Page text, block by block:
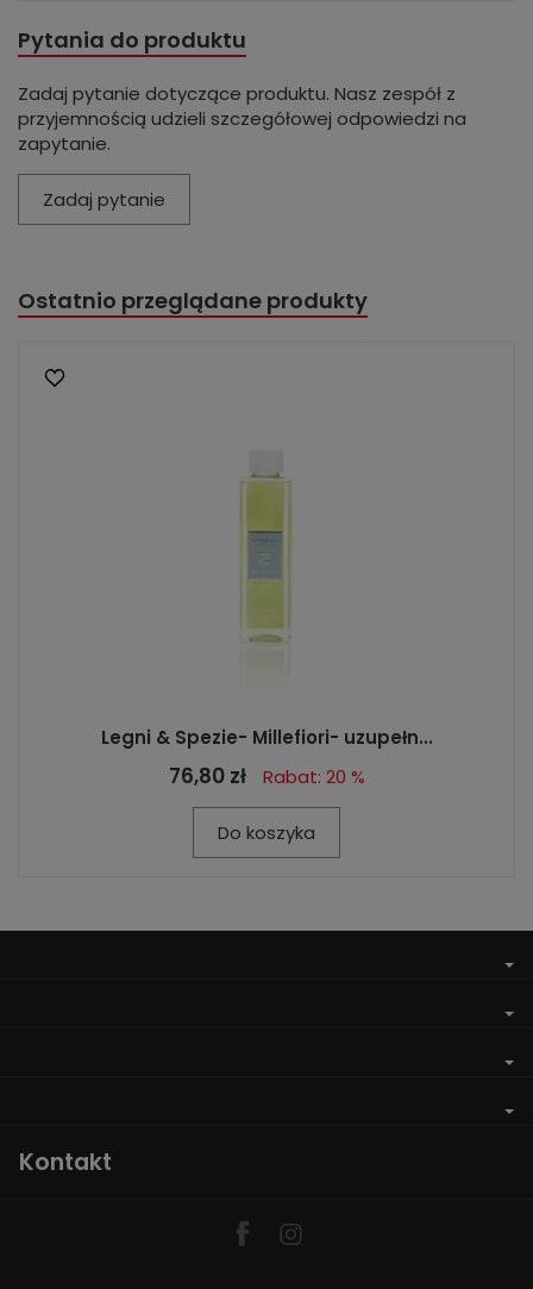
Pytania do produktu
Zadaj pytanie dotyczące produktu. Nasz zespół z
przyjemnością udzieli szczegółowej odpowiedzi na
zapytanie.
Zadaj pytanie
Ostatnio przeglądane produkty
Legni & Spezie- Millefiori- uzupełn...
76,80 zł Rabat: 20 %
Do koszyka
Kontakt